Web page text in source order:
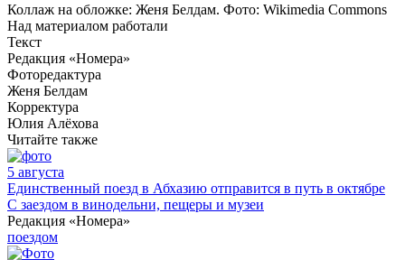
Коллаж на обложке: Женя Белдам. Фото: Wikimedia Commons
Над материалом работали
Текст
Редакция «Номера»
Фоторедактура
Женя Белдам
Корректура
Юлия Алёхова
Читайте также
5 августа
Единственный поезд в Абхазию отправится в путь в октябре
С заездом в винодельни, пещеры и музеи
Редакция «Номера»
поездом